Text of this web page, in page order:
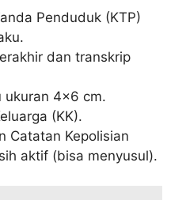
Penduduk (KTP)
dan transkrip
ukuran 4×6 cm.
(KK).
Catatan Kepolisian
aktif (bisa menyusul).